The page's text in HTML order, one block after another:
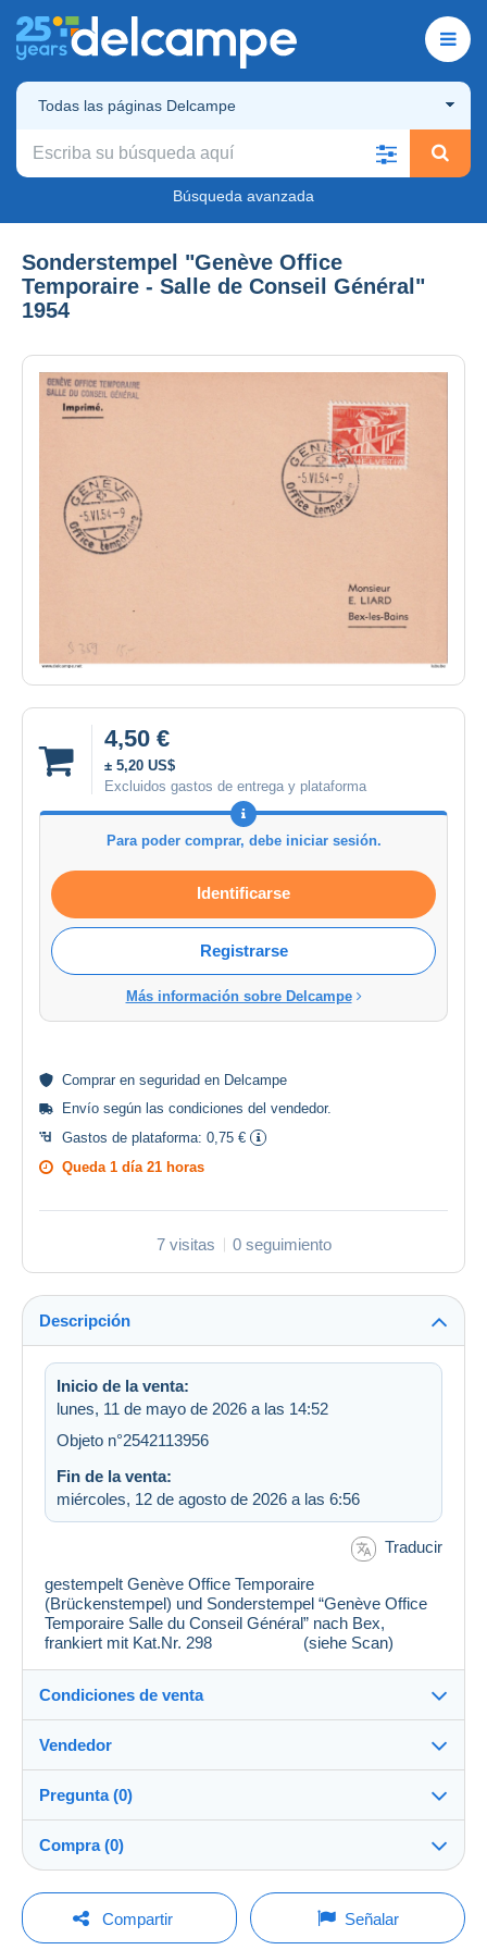
Todas las páginas Delcampe
Búsqueda avanzada
Sonderstempel "Genève Office
Temporaire - Salle de Conseil Général"
1954
4,50 €
± 5,20 US$
Excluidos gastos de entrega y plataforma
Para poder comprar, debe iniciar sesión.
Identificarse
Registrarse
Más información sobre Delcampe
Comprar en seguridad en Delcampe
Envío según las condiciones del vendedor.
Gastos de plataforma: 0,75 €
Queda 1 día 21 horas
7 visitas 0 seguimiento
Descripción
Inicio de la venta:
lunes, 11 de mayo de 2026 a las 14:52
Objeto n°2542113956
Fin de la venta:
miércoles, 12 de agosto de 2026 a las 6:56
Traducir
gestempelt Genève Office Temporaire
(Brückenstempel) und Sonderstempel “Genève Office
Temporaire Salle du Conseil Général” nach Bex,
frankiert mit Kat.Nr. 298 (siehe Scan)
Condiciones de venta
Destino:
Ver la lista de países
Envío:
Envío después del pago
A cargo del comprador
Métodos de pago:
Vendedor
lubube100%(23718x)
Tienda
Pregunta (0)
Para hacer una pregunta, debe iniciar una
Compra (0)
Última actualización: 9:25:06
Compartir Señalar